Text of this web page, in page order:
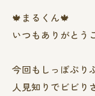
🍁まるくん🍁
いつもありがとう
今回もしっぽぷり
人見知りでビビり